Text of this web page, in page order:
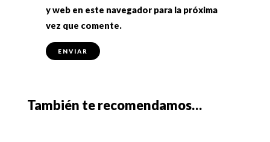
y web en este navegador para la próxima
vez que comente.
También te recomendamos…